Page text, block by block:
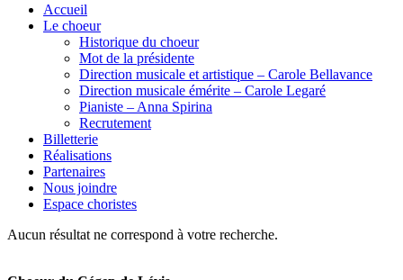
Accueil
Le choeur
Historique du choeur
Mot de la présidente
Direction musicale et artistique – Carole Bellavance
Direction musicale émérite – Carole Legaré
Pianiste – Anna Spirina
Recrutement
Billetterie
Réalisations
Partenaires
Nous joindre
Espace choristes
Aucun résultat ne correspond à votre recherche.